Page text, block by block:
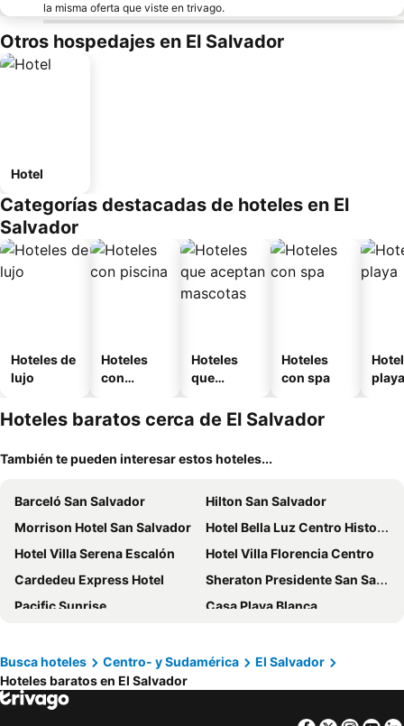
la misma oferta que viste en trivago.
Otros hospedajes en El Salvador
Hotel
Categorías destacadas de hoteles en El
Salvador
Hoteles de
lujo
Hoteles
con
Hoteles
que
mascotas
Hoteles
con spa
playa
Hoteles baratos cerca de El Salvador
También te pueden interesar estos hoteles...
Barceló San Salvador
Hilton San Salvador
Morrison Hotel San Salvador
Hotel Bella Luz Centro Historico
Hotel Villa Serena Escalón
Hotel Villa Florencia Centro
Cardedeu Express Hotel
Sheraton Presidente San Salvador Hotel
Pacific Sunrise
Casa Playa Blanca
Terra Bella Hotel Boutique
Las Veraneras Villas & Resort
Courtyard by Marriott San Salvador
Las Magnolias Hotel Boutique
Busca hoteles Centro- y Sudamérica
El Salvador
Hoteles baratos en El Salvador